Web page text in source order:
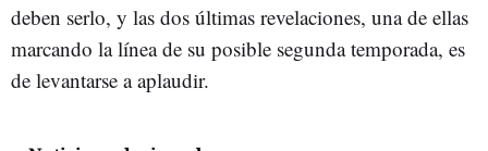
deben serlo, y las dos últimas revelaciones, una de ellas
marcando la línea de su posible segunda temporada, es
de levantarse a aplaudir.